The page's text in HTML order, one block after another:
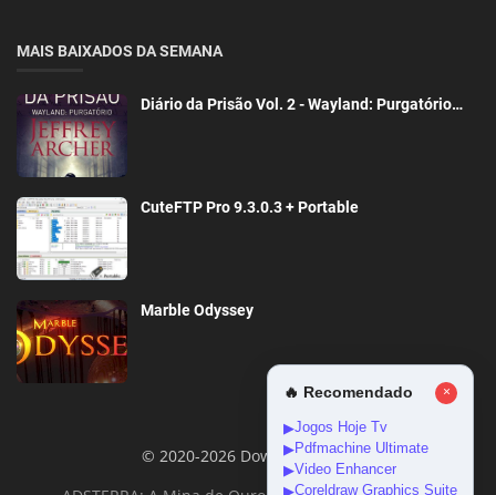
MAIS BAIXADOS DA SEMANA
Diário da Prisão Vol. 2 - Wayland: Purgatório…
CuteFTP Pro 9.3.0.3 + Portable
Marble Odyssey
© 2020-2026 DownloadGeral
🔥 Recomendado ×
▶Jogos Hoje Tv
▶Pdfmachine Ultimate
▶Video Enhancer
▶Coreldraw Graphics Suite